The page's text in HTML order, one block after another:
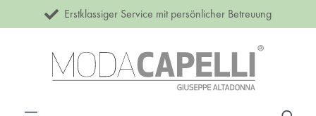
Zum Hauptinhalt springen
Erstklassiger Service mit persönlicher Betreuung